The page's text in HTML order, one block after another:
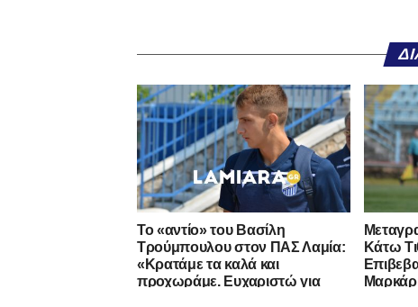
Το «αντίο» του Βασίλη
Τρούμπουλου στον ΠΑΣ Λαμία:
«Κρατάμε τα καλά και
προχωράμε. Ευχαριστώ για
Κάτω